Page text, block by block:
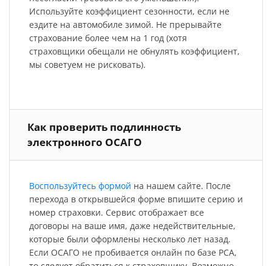
Используйте коэффициент сезонности, если не
ездите на автомобиле зимой. Не прерывайте
страхование более чем на 1 год (хотя
страховщики обещали не обнулять коэффициент,
мы советуем не рисковать).
Как проверить подлинность
электронного ОСАГО
Воспользуйтесь формой на нашем сайте. После
перехода в открывшейся форме впишите серию и
номер страховки. Сервис отображает все
договоры на ваше имя, даже недействительные,
которые были оформлены несколько лет назад.
Если ОСАГО не пробивается онлайн по базе РСА,